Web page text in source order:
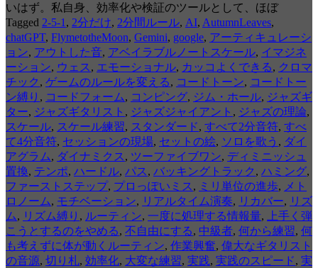
いはず。私自身、効率化や検証のツールとして、ほぼ
Tagged 2-5-1 , 2分だけ, 2分間ルール, AI, AutumnLeaves,
chatGPT, FlymetotheMoon, Gemini, google, アーティキュレーシ
ョン, アウトした音, アベイラブルノートスケール, イマジネ
ーション, ウェス , エモーショナル, カッコよくできる, クロマ
チック , ゲームのルールを変える, コードトーン, コードトー
ン縛り , コードフォーム, コンピング, ジム・ホール, ジャズギ
ター, ジャズギタリスト , ジャズジャイアント , ジャズの理論,
スケール, スケール練習, スタンダード, すべて2分音符, すべ
て4分音符, セッションの現場, セットの絵, ソロを歌う , ダイ
アグラム, ダイナミクス , ツーファイブワン, ディミニッシュ
置換, テンポ, ハードル, パス , バッキングトラック , ハミング,
ファーストステップ, プロっぽいミス , ミリ単位の進歩, メト
ロノーム, モチベーション, リアルタイム演奏, リカバー, リズ
ム, リズム縛り , ルーティン, 一度に処理する情報量,
上手く弾
こうとするのをやめる, 不自由にする, 中級者, 何から練習, 何
も考えずに体が動くルーティン, 作業興奮, 偉大なギタリスト
の音源, 切り札, 効率化, 大変な練習, 実践, 実践のスピード, 実